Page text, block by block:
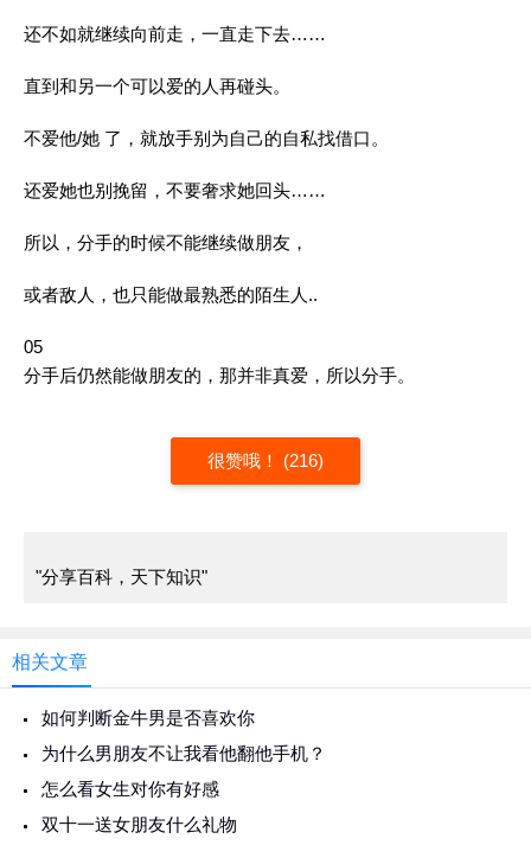
还不如就继续向前走，一直走下去……
直到和另一个可以爱的人再碰头。
不爱他/她 了，就放手别为自己的自私找借口。
还爱她也别挽留，不要奢求她回头……
所以，分手的时候不能继续做朋友，
或者敌人，也只能做最熟悉的陌生人..
05
分手后仍然能做朋友的，那并非真爱，所以分手。
很赞哦！ (216)
"分享百科，天下知识"
相关文章
如何判断金牛男是否喜欢你
为什么男朋友不让我看他翻他手机？
怎么看女生对你有好感
双十一送女朋友什么礼物